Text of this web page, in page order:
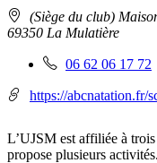
Adresse
:
(Siège du club)
69350 La Mulatière
Téléphone
:
06 62 06 17 72
https://abcnatation.fr/
L’UJSM est affiliée à
propose plusieurs activités.